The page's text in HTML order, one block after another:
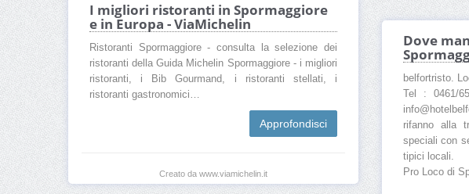
I migliori ristoranti in Spormaggiore
e in Europa - ViaMichelin
Ristoranti Spormaggiore - consulta la selezione dei
ristoranti della Guida Michelin Spormaggiore - i migliori
ristoranti, i Bib Gourmand, i ristoranti stellati, i
ristoranti gastronomici…
Approfondisci
Creato da www.viamichelin.it
Dove
belfortristo.
Tel : 0461/
rifanno alla
speciali con
tipici locali.
Pro Loco di